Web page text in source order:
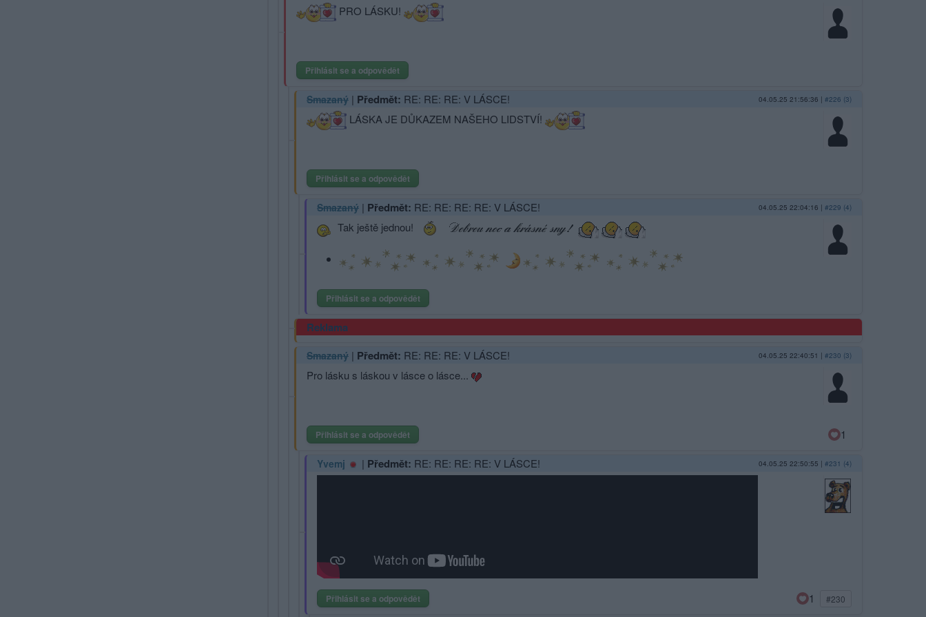
PRO LÁSKU!
Přihlásit se a odpovědět
Smazaný | Předmět: RE: RE: RE: V LÁSCE! 04.05.25 21:56:36 | #226 (3)
LÁSKA JE DŮKAZEM NAŠEHO LIDSTVÍ!
Přihlásit se a odpovědět
Smazaný | Předmět: RE: RE: RE: RE: V LÁSCE! 04.05.25 22:04:16 | #229 (4)
Tak ještě jednou!
Přihlásit se a odpovědět
Reklama
Smazaný | Předmět: RE: RE: RE: V LÁSCE! 04.05.25 22:40:51 | #230 (3)
Pro lásku s láskou v lásce o lásce...
Přihlásit se a odpovědět 1
Yvemj | Předmět: RE: RE: RE: RE: V LÁSCE! 04.05.25 22:50:55 | #231 (4)
Přihlásit se a odpovědět 1 #230